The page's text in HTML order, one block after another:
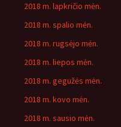
2018 m. lapkričio mėn.
2018 m. spalio mėn.
2018 m. rugsėjo mėn.
2018 m. liepos mėn.
2018 m. gegužės mėn.
2018 m. kovo mėn.
2018 m. sausio mėn.